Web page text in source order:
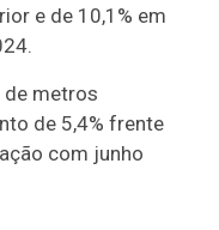
e de 10,1% em
de metros
de 5,4% frente
com junho